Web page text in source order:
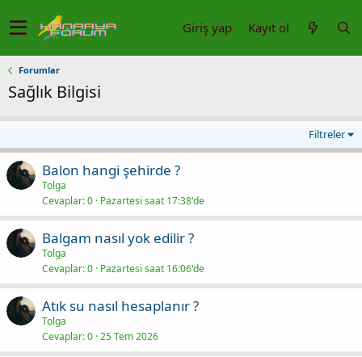
Giriş yap Kayıt ol
Forumlar
Sağlık Bilgisi
Filtreler
Balon hangi şehirde ?
Tolga
Cevaplar 0 Pazartesi saat 17:38'de
Balgam nasıl yok edilir ?
Tolga
Cevaplar 0 Pazartesi saat 16:06'de
Atık su nasıl hesaplanır ?
Tolga
Cevaplar 0 25 Tem 2026